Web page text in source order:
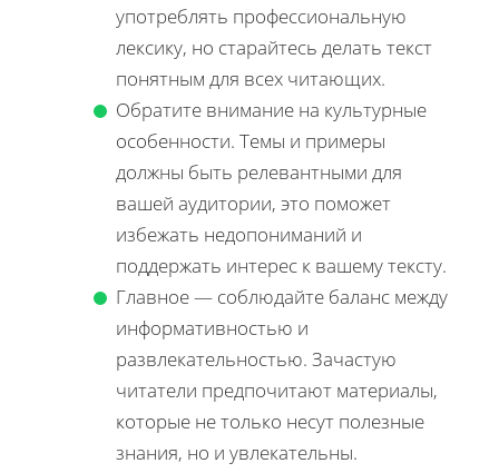
употреблять профессиональную
лексику, но старайтесь делать текст
понятным для всех читающих.
Обратите внимание на культурные
особенности. Темы и примеры
должны быть релевантными для
вашей аудитории, это поможет
избежать недопониманий и
поддержать интерес к вашему тексту.
Главное — соблюдайте баланс между
информативностью и
развлекательностью. Зачастую
читатели предпочитают материалы,
которые не только несут полезные
знания, но и увлекательны.